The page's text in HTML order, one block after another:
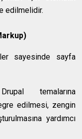
edilmelidir.
sayesinde sayfa
temalarına
edilmesi, zengin
yardımcı